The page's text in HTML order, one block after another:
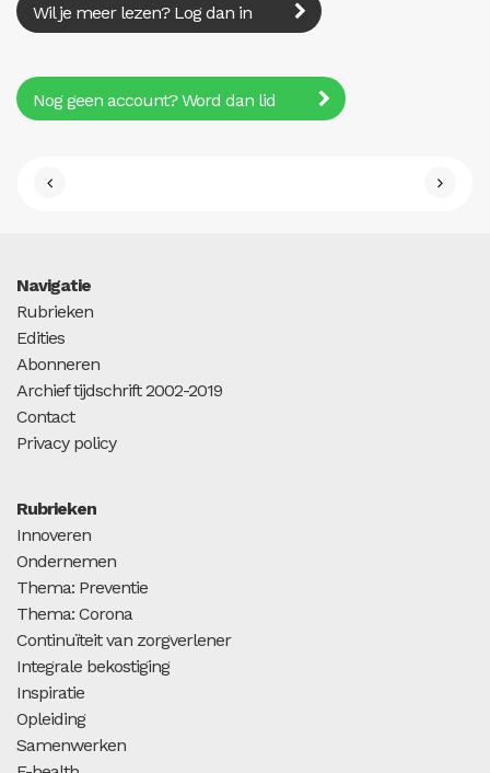
Wil je meer lezen? Log dan in
Nog geen account? Word dan lid
Navigatie
Rubrieken
Edities
Abonneren
Archief tijdschrift 2002-2019
Contact
Privacy policy
Rubrieken
Innoveren
Ondernemen
Thema: Preventie
Thema: Corona
Continuïteit van zorgverlener
Integrale bekostiging
Inspiratie
Opleiding
Samenwerken